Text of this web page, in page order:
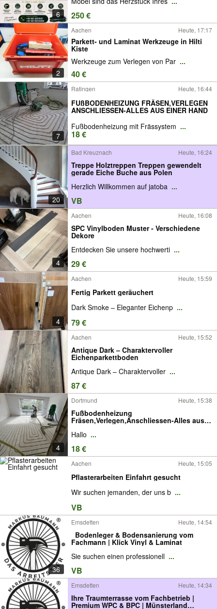
6 250 €
2
Aachen Heute, 17:17
Parkett- und Laminat Werkzeuge in Hilti
Kiste
Werkzeuge zum Verlegen von Par ...
40 €
7
Ratingen Heute, 16:44
FUßBODENHEIZUNG FRÄSEN,VERLEGEN
ANSCHLIESSEN-ALLES AUS EINER HAND
Fußbodenheizung mit Frässystem ...
18 €
20
Bad Kreuznach Heute, 16:24
Treppe Holztreppen Treppen gewendelt
gerade Eiche Buche aus Polen
Herzlich Willkommen auf jatoba ...
VB
4
Aachen Heute, 16:08
SPC Vinylboden Muster - Verschiedene
Dekore
Entdecken Sie unsere hochwerti ...
29 €
4
Aachen Heute, 15:59
Fertig Parkett geräuchert
Dark Smoke – Eleganter Eichenp ...
79 €
Aachen Heute, 15:52
Antique Dark – Charaktervoller
Eichenparkettboden
Antique Dark – Charaktervoller ...
87 €
4
Dortmund Heute, 15:38
Fußbodenheizung
Fräsen,Verlegen,Anschliessen-Alles aus
einer Hand
Hallo ...
18 €
Aachen Heute, 15:05
Pflasterarbeiten Einfahrt gesucht
Wir suchen jemanden, der uns b ...
VB
36
Emsdetten Heute, 14:54
️ ️ Bodenleger & Bodensanierung vom
Fachmann | Klick Vinyl & Laminat
Sie suchen einen professionell ...
VB
Emsdetten Heute, 14:34
Ihre Traumterrasse vom Fachbetrieb |
Premium WPC & BPC | Münsterland